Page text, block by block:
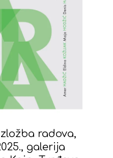
radova,
galerija